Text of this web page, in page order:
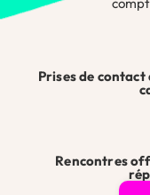
E-mail
Prises de contact
Rencontres